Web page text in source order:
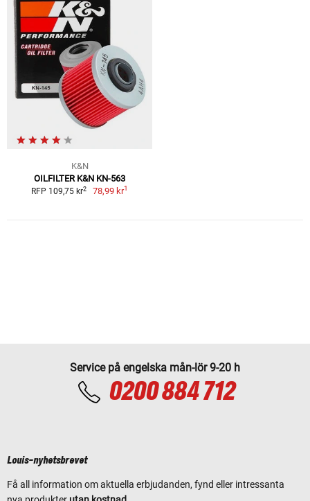
K&N
OILFILTER K&N KN-563
RFP 109,75 kr2 78,99 kr1
Service på engelska mån-lör 9-20 h
0200 884 712
Louis-nyhetsbrevet
Få all information om aktuella erbjudanden, fynd eller intressanta